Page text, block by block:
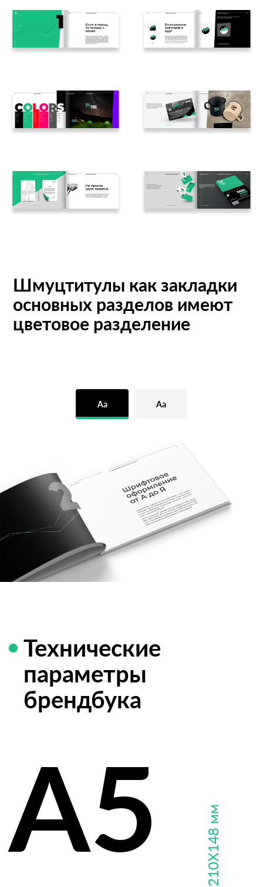
Шмуцтитулы как закладки
основных разделов имеют
цветовое разделение
Aa Aa
Технические
параметры
брендбука
А5 210Х148 мм